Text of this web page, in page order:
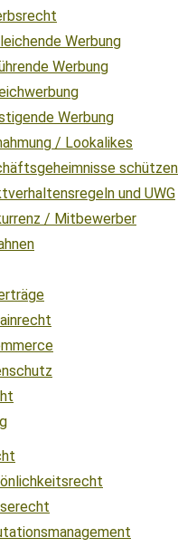
Werbung
Werbung
Werbung
/ Lookalikes
schützen
und UWG
/ Mitbewerber